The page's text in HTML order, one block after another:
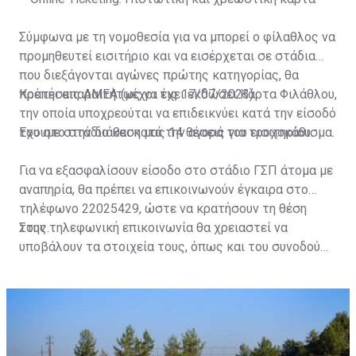
Σύμφωνα με τη νομοθεσία για να μπορεί ο φίλαθλος να
προμηθευτεί εισιτήριο και να εισέρχεται σε στάδια
που διεξάγονται αγώνες πρώτης κατηγορίας, θα
πρέπει απαραιτήτως να έχει εκδώσει Κάρτα Φιλάθλου,
την οποία υποχρεούται να επιδεικνύει κατά την είσοδό
του στο στάδιο και κατά την αγορά του εισιτηρίου.
Κρατήσεις ΑΜΕΑ (μέχρι τις 17/07/2023)
Έχουμε στην διάθεση μας 14 θέσεις για τροχοκάθισμα.
Για να εξασφαλίσουν είσοδο στο στάδιο ΓΣΠ άτομα με
αναπηρία, θα πρέπει να επικοινωνούν έγκαιρα στο
τηλέφωνο 22025429, ώστε να κρατήσουν τη θέση
τους.
Στην τηλεφωνική επικοινωνία θα χρειαστεί να
υποβάλουν τα στοιχεία τους, όπως και του συνοδού
ονοματεπώνυμο, αριθμός πινακίδας αυτοκινήτου,